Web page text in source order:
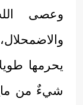
وعصى
يحرمها
شيءٌ من